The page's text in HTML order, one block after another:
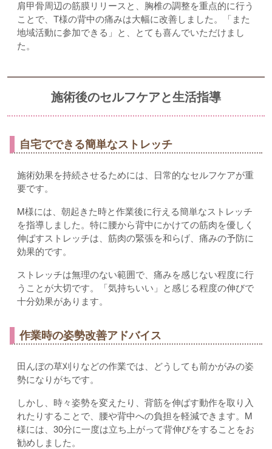
肩甲骨周辺の筋膜リリースと、胸椎の調整を重点的に行う
ことで、T様の背中の痛みは大幅に改善しました。「また
地域活動に参加できる」と、とても喜んでいただけまし
た。
施術後のセルフケアと生活指導
自宅でできる簡単なストレッチ
施術効果を持続させるためには、日常的なセルフケアが重
要です。
M様には、朝起きた時と作業後に行える簡単なストレッチ
を指導しました。特に腰から背中にかけての筋肉を優しく
伸ばすストレッチは、筋肉の緊張を和らげ、痛みの予防に
効果的です。
ストレッチは無理のない範囲で、痛みを感じない程度に行
うことが大切です。「気持ちいい」と感じる程度の伸びで
十分効果があります。
作業時の姿勢改善アドバイス
田んぼの草刈りなどの作業では、どうしても前かがみの姿
勢になりがちです。
しかし、時々姿勢を変えたり、背筋を伸ばす動作を取り入
れたりすることで、腰や背中への負担を軽減できます。M
様には、30分に一度は立ち上がって背伸びをすることをお
勧めしました。